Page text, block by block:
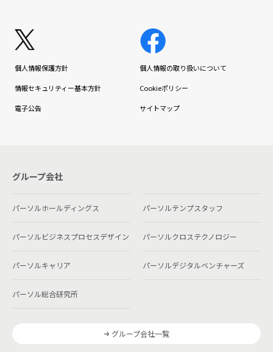
個人情報保護方針 個人情報の取り扱いについて
情報セキュリティー基本方針 Cookieポリシー
電子公告 サイトマップ
グループ会社
パーソルホールディングス パーソルテンプスタッフ
パーソルビジネスプロセスデザイン パーソルクロステクノロジー
パーソルキャリア パーソルデジタルベンチャーズ
パーソル総合研究所
グループ会社一覧